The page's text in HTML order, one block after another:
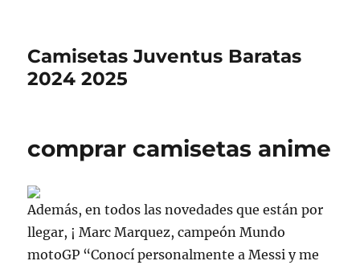
Camisetas Juventus Baratas
2024 2025
comprar camisetas anime
Además, en todos las novedades que están por
llegar, ¡ Marc Marquez, campeón Mundo
motoGP “Conocí personalmente a Messi y me